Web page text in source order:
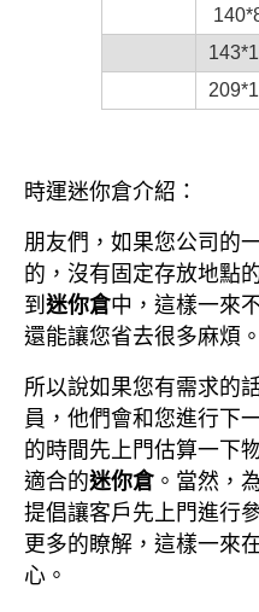
時運迷你倉介紹：
朋友們，如果您公司的
的，沒有固定存放地點
到 迷你倉中，這樣一來
還能讓您省去很多麻煩。
所以說如果您有需求的
員，他們會和您進行下
的時間先上門估算一下
適合的迷你倉 。當然，
提倡讓客戶先上門進行
更多的瞭解，這樣一來
心。